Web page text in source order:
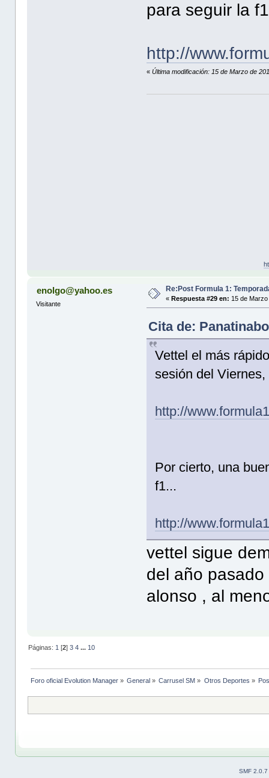
para seguir la
http://
«Última modificación: 15 de Marzo de
enolgo@yahoo.es
Visitante
Re:Post Formula 1:
«Respuesta #29 en: 15 de
Cita de:
Vettel el más
sesión del
http://
Por cierto, una
f1...
http://
vettel sigue
del año
alonso , al
Páginas: 1 [2] 3 4 ... 10
Foro oficial Evolution Manager» General » Carrusel SM » Otros Deportes »
SMF 2.0.7